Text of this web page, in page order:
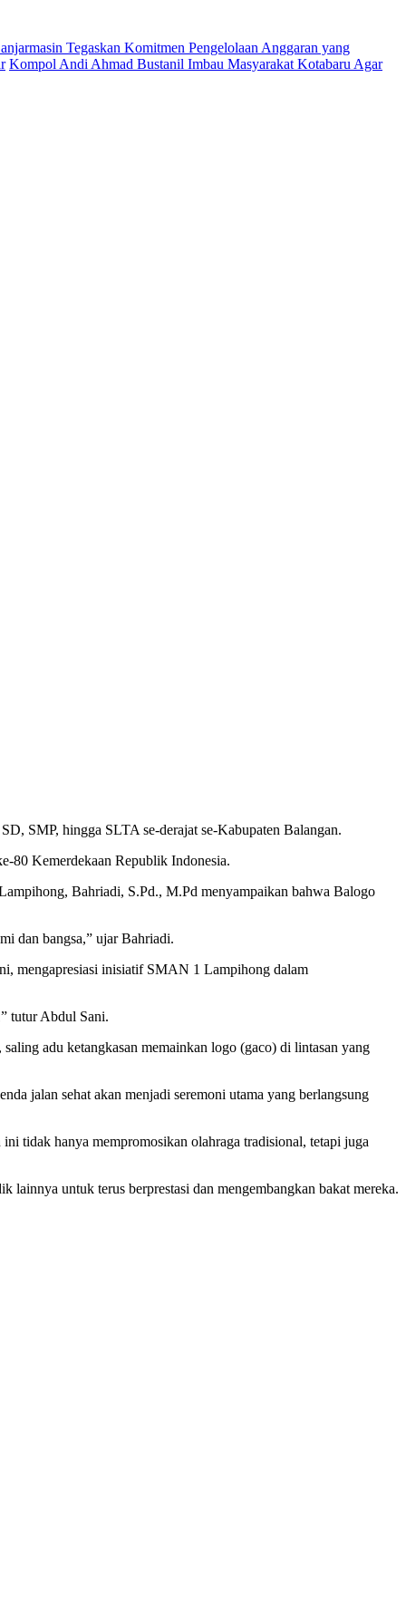
Tegaskan Komitmen Pengelolaan Anggaran yang
Kompol Andi Ahmad Bustanil Imbau Masyarakat Kotabaru Agar
SMP, hingga SLTA se-derajat se-Kabupaten Balangan.
80 Kemerdekaan Republik Indonesia.
Bahriadi, S.Pd., M.Pd menyampaikan bahwa Balogo
dan bangsa,” ujar Bahriadi.
mengapresiasi inisiatif SMAN 1 Lampihong dalam
tutur Abdul Sani.
adu ketangkasan memainkan logo (gaco) di lintasan yang
jalan sehat akan menjadi seremoni utama yang berlangsung
tidak hanya mempromosikan olahraga tradisional, tetapi juga
lainnya untuk terus berprestasi dan mengembangkan bakat mereka.